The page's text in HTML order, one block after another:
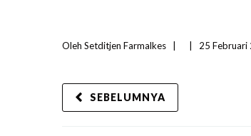
Oleh Setditjen Farmalkes 25
SEBELUMNYA